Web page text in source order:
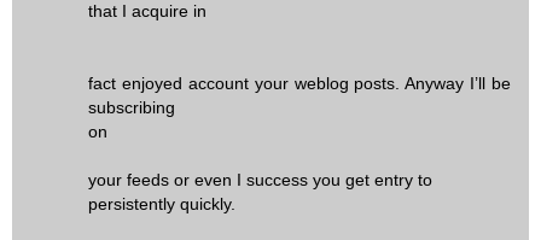
that I acquire in
fact enjoyed account your weblog posts. Anyway I’ll be
subscribing
on
your feeds or even I success you get entry to
persistently quickly.